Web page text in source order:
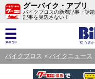
グーバイク・アプリ
バイクブロスの新着記事・話
記事を見逃さない！
バイクブロス バイクニュース